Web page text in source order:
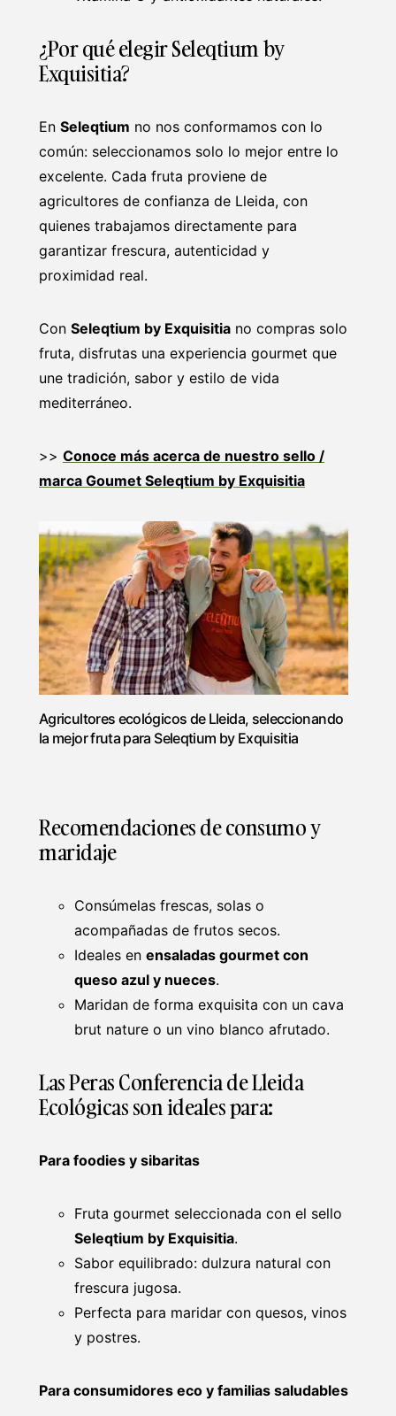
¿Por qué elegir Seleqtium by
Exquisitia?
En Seleqtium no nos conformamos con lo
común: seleccionamos solo lo mejor entre lo
excelente. Cada fruta proviene de
agricultores de confianza de Lleida, con
quienes trabajamos directamente para
garantizar frescura, autenticidad y
proximidad real.
Con Seleqtium by Exquisitia no compras solo
fruta, disfrutas una experiencia gourmet que
une tradición, sabor y estilo de vida
mediterráneo.
>> Conoce más acerca de nuestro sello /
marca Goumet Seleqtium by Exquisitia
Agricultores ecológicos de Lleida, seleccionando
la mejor fruta para Seleqtium by Exquisitia
Recomendaciones de consumo y
maridaje
Consúmelas frescas, solas o
acompañadas de frutos secos.
Ideales en ensaladas gourmet con
queso azul y nueces.
Maridan de forma exquisita con un cava
brut nature o un vino blanco afrutado.
Las Peras Conferencia de Lleida
Ecológicas son ideales para:
Para foodies y sibaritas
Fruta gourmet seleccionada con el sello
Seleqtium by Exquisitia.
Sabor equilibrado: dulzura natural con
frescura jugosa.
Perfecta para maridar con quesos, vinos
y postres.
Para consumidores eco y familias saludables